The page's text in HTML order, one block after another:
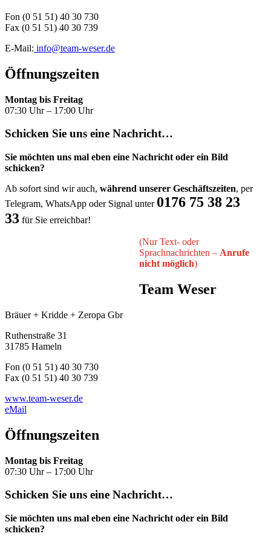
Fon (0 51 51) 40 30 730
Fax (0 51 51) 40 30 739
E-Mail: info@team-weser.de
Öffnungszeiten
Montag bis Freitag
07:30 Uhr – 17:00 Uhr
Schicken Sie uns eine Nachricht…
Sie möchten uns mal eben eine Nachricht oder ein Bild
schicken?
Ab sofort sind wir auch, während unserer Geschäftszeiten, per
Telegram, WhatsApp oder Signal unter 0176 75 38 23
33 für Sie erreichbar!
(Nur Text- oder
Sprachnachrichten – Anrufe
nicht möglich)
Team Weser
Bräuer + Kridde + Zeropa Gbr
Ruthenstraße 31
31785 Hameln
Fon (0 51 51) 40 30 730
Fax (0 51 51) 40 30 739
www.team-weser.de
eMail
Öffnungszeiten
Montag bis Freitag
07:30 Uhr – 17:00 Uhr
Schicken Sie uns eine Nachricht…
Sie möchten uns mal eben eine Nachricht oder ein Bild
schicken?